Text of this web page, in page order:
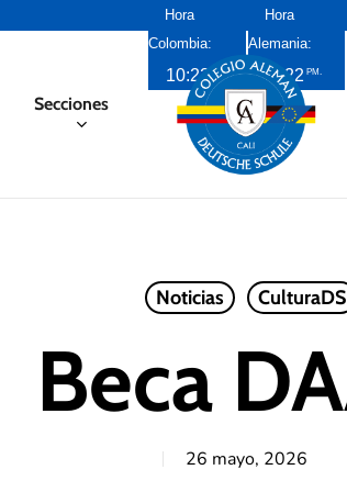
Hora
Colombia:
10:22 AM
Hora
Alemania:
5:22 PM
Secciones
Noticias CulturaDS
Beca
26 mayo, 2026